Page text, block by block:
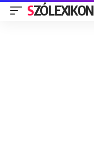
SZÓLEXIKON